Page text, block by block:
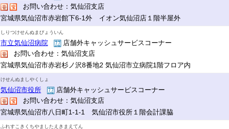
お問い合わせ：気仙沼支店
宮城県気仙沼市赤岩館下6-1外 イオン気仙沼店１階半屋外
しりつけせんぬまびょういん
市立気仙沼病院
店舗外キャッシュサービスコーナー
お問い合わせ：気仙沼支店
宮城県気仙沼市赤岩杉ノ沢8番地2 気仙沼市立病院1階フロア内
けせんぬましやくしょ
気仙沼市役所
店舗外キャッシュサービスコーナー
お問い合わせ：気仙沼支店
宮城県気仙沼市八日町1-1-1 気仙沼市役所１階会計課脇
ふれすこきくちやましたえきまえてん